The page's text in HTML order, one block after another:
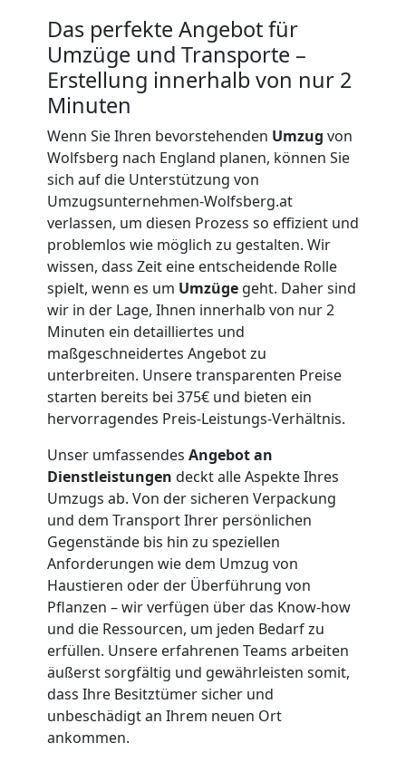
Das perfekte Angebot für
Umzüge und Transporte –
Erstellung innerhalb von nur 2
Minuten
Wenn Sie Ihren bevorstehenden Umzug von
Wolfsberg nach England planen, können Sie
sich auf die Unterstützung von
Umzugsunternehmen-Wolfsberg.at
verlassen, um diesen Prozess so effizient und
problemlos wie möglich zu gestalten. Wir
wissen, dass Zeit eine entscheidende Rolle
spielt, wenn es um Umzüge geht. Daher sind
wir in der Lage, Ihnen innerhalb von nur 2
Minuten ein detailliertes und
maßgeschneidertes Angebot zu
unterbreiten. Unsere transparenten Preise
starten bereits bei 375€ und bieten ein
hervorragendes Preis-Leistungs-Verhältnis.
Unser umfassendes Angebot an
Dienstleistungen deckt alle Aspekte Ihres
Umzugs ab. Von der sicheren Verpackung
und dem Transport Ihrer persönlichen
Gegenstände bis hin zu speziellen
Anforderungen wie dem Umzug von
Haustieren oder der Überführung von
Pflanzen – wir verfügen über das Know-how
und die Ressourcen, um jeden Bedarf zu
erfüllen. Unsere erfahrenen Teams arbeiten
äußerst sorgfältig und gewährleisten somit,
dass Ihre Besitztümer sicher und
unbeschädigt an Ihrem neuen Ort
ankommen.
Beiladung
International
Internationaler
Umzug
Nationaler
Umzug